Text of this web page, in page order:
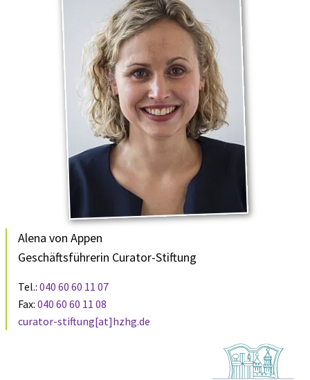
Alena von Appen
Geschäftsführerin Curator-Stiftung
Tel.: 040 60 60 11 07
Fax: 040 60 60 11 08
curator-stiftung[at]hzhg.de